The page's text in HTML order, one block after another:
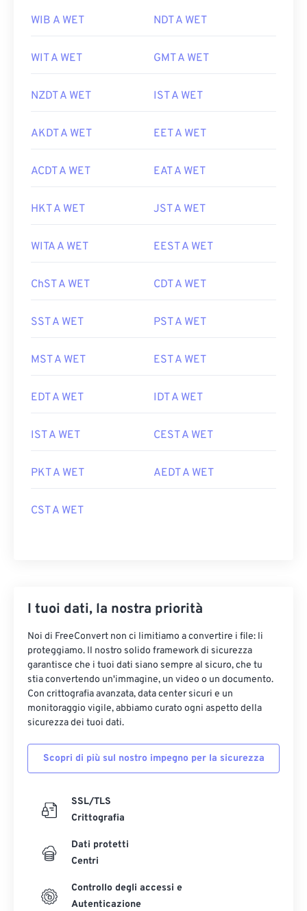
WIB A WET NDT A WET
WIT A WET GMT A WET
NZDT A WET IST A WET
AKDT A WET EET A WET
ACDT A WET EAT A WET
HKT A WET JST A WET
WITA A WET EEST A WET
ChST A WET CDT A WET
SST A WET PST A WET
MST A WET EST A WET
EDT A WET IDT A WET
IST A WET CEST A WET
PKT A WET AEDT A WET
CST A WET
I tuoi dati, la nostra priorità
Noi di FreeConvert non ci limitiamo a convertire i file: li
proteggiamo. Il nostro solido framework di sicurezza
garantisce che i tuoi dati siano sempre al sicuro, che tu
stia convertendo un'immagine, un video o un documento.
Con crittografia avanzata, data center sicuri e un
monitoraggio vigile, abbiamo curato ogni aspetto della
sicurezza dei tuoi dati.
Scopri di più sul nostro impegno per la sicurezza
SSL/TLS
Crittografia
Dati protetti
Centri
Controllo degli accessi e
Autenticazione